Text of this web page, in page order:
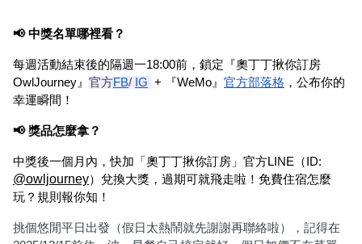
📢 中獎名單哪裡看？
每週活動結束後的隔週一18:00前，鎖定『奧丁丁揪你訂房
OwlJourney』 官方FB/ IG + 『WeMo』 官方部落格 ，公布你的
幸運瞬間！
📢 獎品怎麼拿？
@owljourney）兌換大獎，過期可就飛走啦！免費住宿怎麼
玩？規則報你知！
挑個悠閒平日出發（假日太熱鬧就先謝謝再聯絡啦），記得在